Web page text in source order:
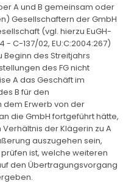
A und B gemeinsam oder
Gesellschaftern der GmbH
(vgl. hierzu EuGH-
- C-137/02, EU:C:2004:267)
des Streitjahrs
des FG nicht
A das Geschäft im
B für den
Erwerb von der
die GmbH fortgeführt hätte,
der Klägerin zu A
auszugehen sein,
ist, welche weiteren
den Übertragungsvorgang